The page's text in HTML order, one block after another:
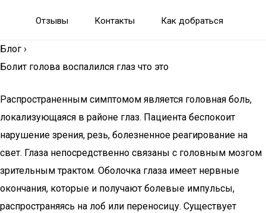
Отзывы Контакты Как добраться
Блог ›
Болит голова воспалился глаз что это
Распространенным симптомом является головная боль,
локализующаяся в районе глаз. Пациента беспокоит
нарушение зрения, резь, болезненное реагирование на
свет. Глаза непосредственно связаны с головным мозгом
зрительным трактом. Оболочка глаза имеет нервные
окончания, которые и получают болевые импульсы,
распространяясь на лоб или переносицу. Существует